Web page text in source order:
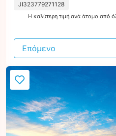
JI323779271128
Η καλύτερη τιμή ανά άτομο από
Επόμενο